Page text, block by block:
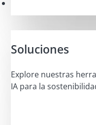
Soluciones
Explore nuestras
IA para la